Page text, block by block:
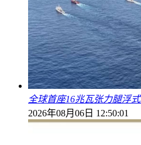
全球首座16兆瓦张力腿浮
2026年08月06日 12:50:01